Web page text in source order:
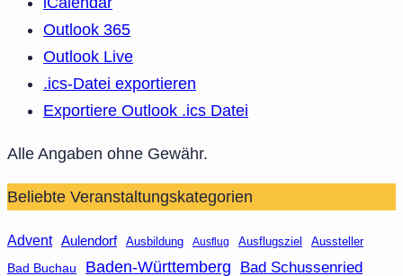
Outlook 365
Outlook Live
.ics-Datei exportieren
Exportiere Outlook .ics Datei
Alle Angaben ohne Gewähr.
Beliebte Veranstaltungskategorien
Advent Aulendorf Ausbildung Ausflug Ausflugsziel
Aussteller
Bad Buchau
Baden-Württemberg Bad Schussenried